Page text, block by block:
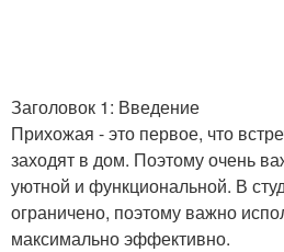
Заголовок 1: Введение
Прихожая - это первое, что
заходят в дом. Поэтому очень
уютной и функциональной. В
ограничено, поэтому важно
максимально эффективно.